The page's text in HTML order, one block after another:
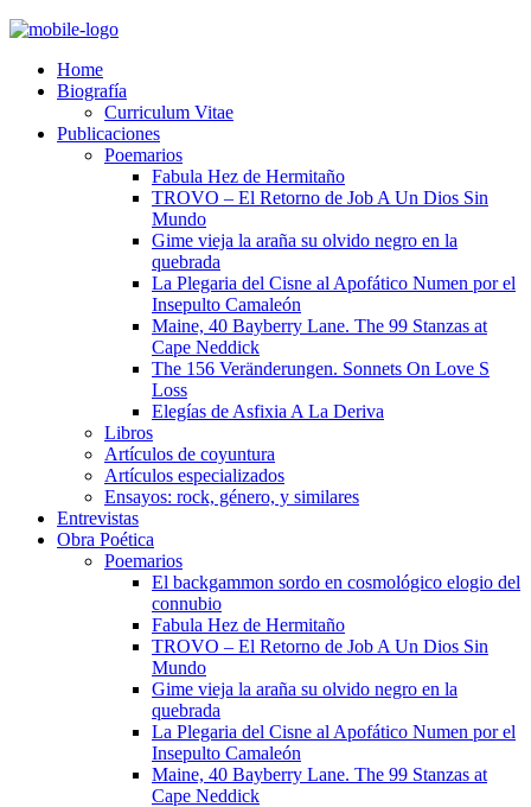
Home
Biografía
Curriculum Vitae​
Publicaciones
Poemarios
Fabula Hez de Hermitaño
TROVO – El Retorno de Job A Un Dios Sin
Mundo
Gime vieja la araña su olvido negro en la
quebrada
La Plegaria del Cisne al Apofático Numen por el
Insepulto Camaleón
Maine, 40 Bayberry Lane. The 99 Stanzas at
Cape Neddick
The 156 Veränderungen. Sonnets On Love S
Loss
Elegías de Asfixia A La Deriva
Libros
Artículos de coyuntura
Artículos especializados
Ensayos: rock, género, y similares
Entrevistas
Obra Poética
Poemarios
El backgammon sordo en cosmológico elogio del
connubio
Fabula Hez de Hermitaño
TROVO – El Retorno de Job A Un Dios Sin
Mundo
Gime vieja la araña su olvido negro en la
quebrada
La Plegaria del Cisne al Apofático Numen por el
Insepulto Camaleón
Maine, 40 Bayberry Lane. The 99 Stanzas at
Cape Neddick